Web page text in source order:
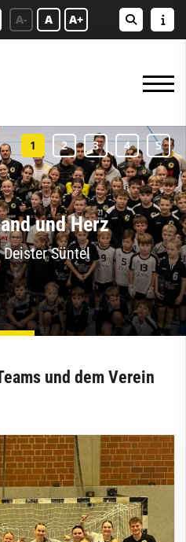
A- A A+
und Herz
Süntel
und dem Verein